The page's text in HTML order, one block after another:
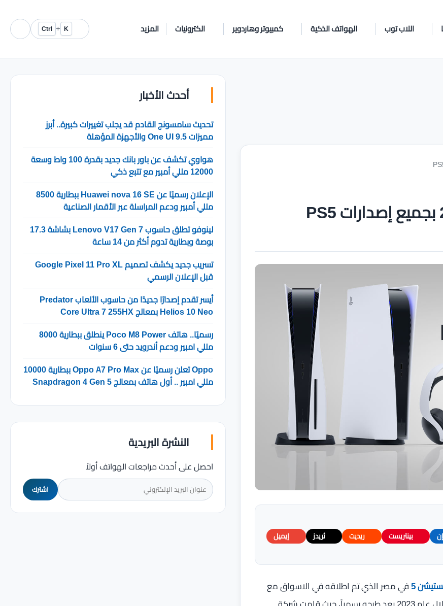
اللاب توب الهواتف الذكية كمبيوتر وهاردوير الكترونيات المزيد K
+
Ctrl
بينتريست ريديت ثريدز
إيميل
5 في مصر الذي تم اطلاقه في الاسواق مع
أحدث الأخبار
تحديث سامسونج القادم قد يجلب تغييرات كبيرة.. أبرز
مميزات One UI 9.5 والأجهزة المؤهلة
هواوي تكشف عن باور بانك جديد بقدرة 100 واط وسعة
12000 مللي أمبير مع تتبع ذكي
الإعلان رسميًا عن Huawei nova 16 SE ببطارية 8500
مللي أمبير ودعم المراسلة عبر الأقمار الصناعية
لينوفو تطلق حاسوب Lenovo V17 Gen 7 بشاشة 17.3
بوصة وبطارية تدوم أكثر من 14 ساعة
تسريب جديد يكشف تصميم Google Pixel 11 Pro XL
قبل الإعلان الرسمي
أيسر تقدم إصدارًا جديدًا من حاسوب الألعاب Predator
Helios 10 Neo بمعالج Core Ultra 7 255HX
رسميًا.. هاتف Poco M8 Power ينطلق ببطارية 8000
مللي امبير ودعم أندرويد حتى 6 سنوات
Oppo تعلن رسميًا عن Oppo A7 Pro Max ببطارية 10000
مللي امبير .. أول هاتف بمعالج Snapdragon 4 Gen 5
النشرة البريدية
احصل على أحدث مراجعات الهواتف أولاً
اشترك